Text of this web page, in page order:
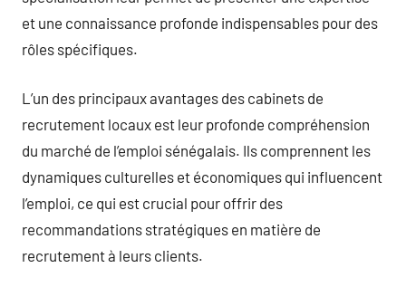
et une connaissance profonde indispensables pour des
rôles spécifiques.
L’un des principaux avantages des cabinets de
recrutement locaux est leur profonde compréhension
du marché de l’emploi sénégalais. Ils comprennent les
dynamiques culturelles et économiques qui influencent
l’emploi, ce qui est crucial pour offrir des
recommandations stratégiques en matière de
recrutement à leurs clients.